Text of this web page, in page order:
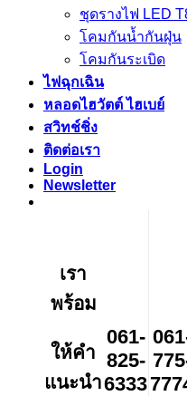
ชุดรางไฟ LED
โคมกันน้ำกันฝุ่น
โคมกันระเบิด
ไฟฉุกเฉิน
หลอดไฮวัตต์ ไฮเบย์
สวิทช์ชิ่ง
ติดต่อเรา
Login
Newsletter
เรา
พร้อม
ให้คำ
แนะนำ
061-
825-
6333